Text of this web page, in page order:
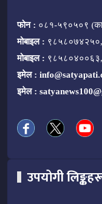
फोन : ०८१-५९०५०९
मोबाइल :
मोबाइल : ९८५८०४००६३,
इमेल :
इमेल :
उपयोगी